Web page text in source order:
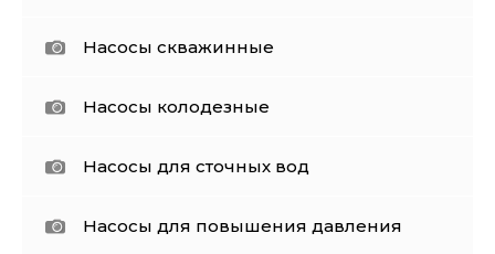
Насосы скважинные
Насосы колодезные
Насосы для сточных вод
Насосы для повышения давления